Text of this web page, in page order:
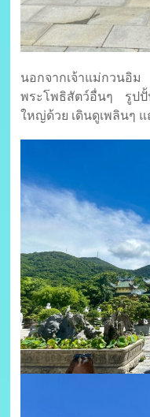
นอกจากเจ้าแม่กวนอิม
พระโพธิสัตว์อื่นๆ รูป
ใหญ่ด้วย เดินดูเพลินๆ